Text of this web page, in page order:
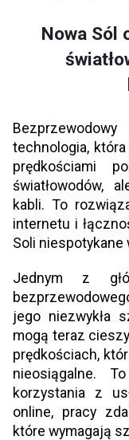
Nowa Sól
technologia,
prędkościami
światłowodów,
kabli. To
internetu i
Soli
Jednym z
jego niezwykła
mogą teraz
prędkościach,
nieosiągalne.
korzystania z
online, pracy
które wymagają